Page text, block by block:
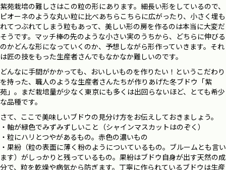
紫苑栽培の難しさはこの粒の形にあります。細長い形をしているので、
ピオーネのような丸い粒に比べあちらこちらに広がったり、小さく埋も
れてつぶれてしまう粒もあって、美しい形の房を作るのは本当に大変だ
そうです。マッチ棒の先のような小さい実のうちから、どちらに伸びる
のかどんな形になっていくのか、予想しながら形作っていきます。それ
は匠の技をもった生産者さんでもなかなか難しいのです。
どんなに手間がかかっても、おいしいものを作りたい！というこだわり
を持った、職人のような生産者さんたちが作りあげた冬ブドウ「紫
苑」。まだ栽培量が少なく東京にも多くは出回らないほど、とても希少
な品種です。
さて、ここで美味しいブドウの見分け方をお伝えしておきましょう。
・軸が緑色でみずみずしいこと（シャインマスカットはのぞく）
・粒にハリとつやがあるもの。赤色の濃いもの
・果紛（粒の表面に薄く粉のようについているもの。ブルームとも言い
ます）がしっかりと残っているもの。果紛はブドウ自身が出す天然の成
分で、粒を乾燥や病気から防ぎます。丁寧に作られているブドウは生産